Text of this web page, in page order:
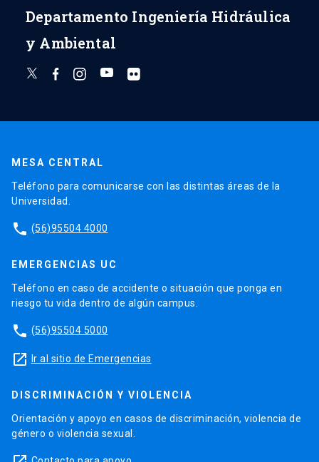
Departamento Ingeniería Hidráulica
y Ambiental
MESA CENTRAL
Teléfono para comunicarse con las distintas áreas de la
Universidad.
phone (56)95504 4000
EMERGENCIAS UC
Teléfono en caso de accidente o situación que ponga en
riesgo tu vida dentro de algún campus.
phone (56)95504 5000
launch Ir al sitio de Emergencias
DISCRIMINACIÓN Y VIOLENCIA
Orientación y apoyo en casos de discriminación, violencia de
género o violencia sexual.